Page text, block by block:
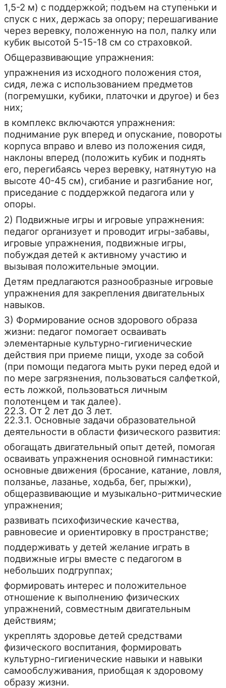
1,5-2 м) с поддержкой; подъем на ступеньки и
спуск с них, держась за опору; перешагивание
через веревку, положенную на пол, палку или
кубик высотой 5-15-18 см со страховкой.
Общеразвивающие упражнения:
упражнения из исходного положения стоя,
сидя, лежа с использованием предметов
(погремушки, кубики, платочки и другое) и без
них;
в комплекс включаются упражнения:
поднимание рук вперед и опускание, повороты
корпуса вправо и влево из положения сидя,
наклоны вперед (положить кубик и поднять
его, перегибаясь через веревку, натянутую на
высоте 40-45 см), сгибание и разгибание ног,
приседание с поддержкой педагога или у
опоры.
2) Подвижные игры и игровые упражнения:
педагог организует и проводит игры-забавы,
игровые упражнения, подвижные игры,
побуждая детей к активному участию и
вызывая положительные эмоции.
Детям предлагаются разнообразные игровые
упражнения для закрепления двигательных
навыков.
3) Формирование основ здорового образа
жизни: педагог помогает осваивать
элементарные культурно-гигиенические
действия при приеме пищи, уходе за собой
(при помощи педагога мыть руки перед едой и
по мере загрязнения, пользоваться салфеткой,
есть ложкой, пользоваться личным
полотенцем и так далее).
22.3. От 2 лет до 3 лет.
22.3.1. Основные задачи образовательной
деятельности в области физического развития:
обогащать двигательный опыт детей, помогая
осваивать упражнения основной гимнастики:
основные движения (бросание, катание, ловля,
ползанье, лазанье, ходьба, бег, прыжки),
общеразвивающие и музыкально-ритмические
упражнения;
развивать психофизические качества,
равновесие и ориентировку в пространстве;
поддерживать у детей желание играть в
подвижные игры вместе с педагогом в
небольших подгруппах;
формировать интерес и положительное
отношение к выполнению физических
упражнений, совместным двигательным
действиям;
укреплять здоровье детей средствами
физического воспитания, формировать
культурно-гигиенические навыки и навыки
самообслуживания, приобщая к здоровому
образу жизни.